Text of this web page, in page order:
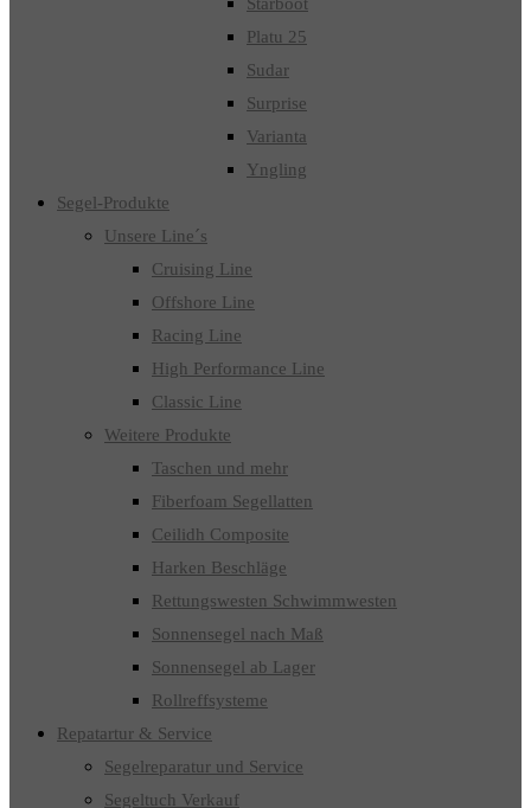
Platu 25
Sudar
Surprise
Varianta
Yngling
Segel-Produkte
Unsere Line´s
Cruising Line
Offshore Line
Racing Line
High Performance Line
Classic Line
Weitere Produkte
Taschen und mehr
Fiberfoam Segellatten
Ceilidh Composite
Harken Beschläge
Rettungswesten Schwimmwesten
Sonnensegel nach Maß
Sonnensegel ab Lager
Rollreffsysteme
Repatartur & Service
Segelreparatur und Service
Segeltuch Verkauf